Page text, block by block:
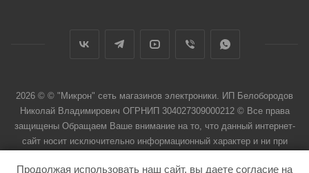
2026 © © "Микрон" сеть магазинов электроники. ИП Белобородов
Николай Владимирович ОГРНИП 304027309000212 © Все права
защищены Обращаем Ваше внимание на то, что данный интернет-
сайт носит исключительно информационный характер и ни при
Продолжая использовать наш сайт, вы даете согласие на